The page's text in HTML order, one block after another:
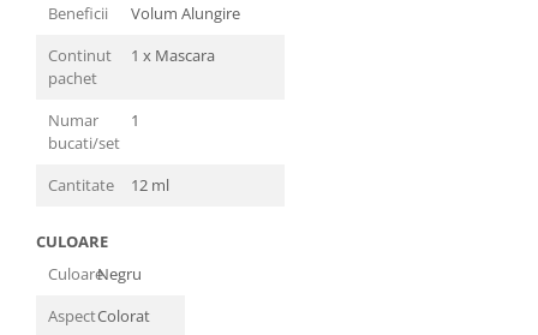
Beneficii
Volum Alungire
Continut
pachet
1 x Mascara
Numar
bucati/set
1
Cantitate 12 ml
CULOARE
CuloareNegru
AspectColorat